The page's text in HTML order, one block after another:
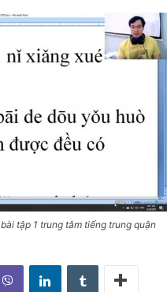
tập 1 trung tâm tiếng trung quận